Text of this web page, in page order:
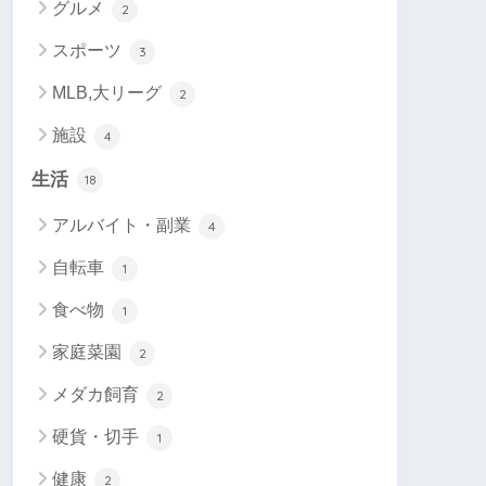
グルメ 2
スポーツ 3
MLB,大リーグ 2
施設 4
生活 18
アルバイト・副業 4
自転車 1
食べ物 1
家庭菜園 2
メダカ飼育 2
硬貨・切手 1
健康 2